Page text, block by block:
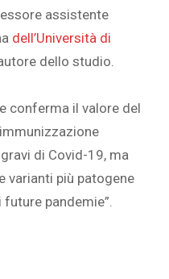
assistente
dell’Università di
dello studio.
conferma il valore del
di Covid-19, ma
varianti più patogene
pandemie”.